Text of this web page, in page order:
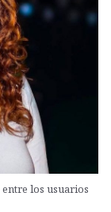
los usuarios